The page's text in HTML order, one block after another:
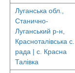
Луганська обл.,
Станично-
Луганський р-н,
Красноталівська с.
рада | с. Красна
Талівка